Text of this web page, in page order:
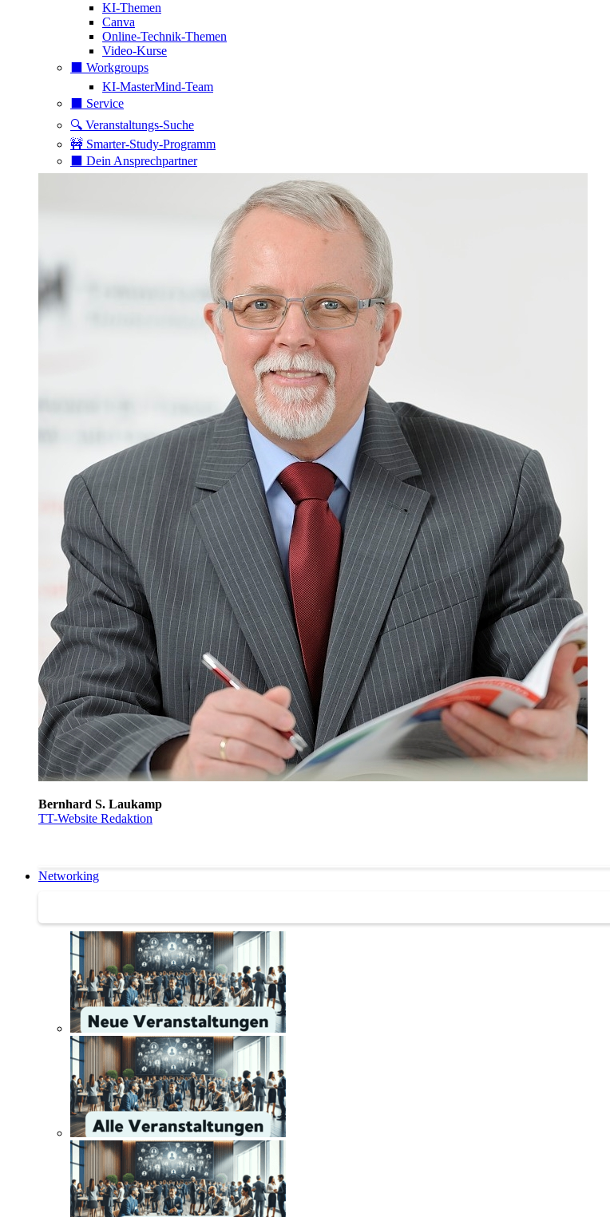
KI-Themen
Canva
Online-Technik-Themen
Video-Kurse
⬛️ Workgroups
KI-MasterMind-Team
⬛️ Service
🔍 Veranstaltungs-Suche
🚧 Smarter-Study-Programm
⬛️ Dein Ansprechpartner
Bernhard S. Laukamp
TT-Website Redaktion
Networking